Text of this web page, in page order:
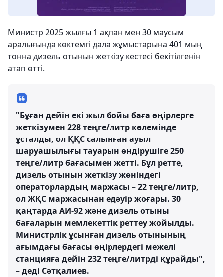
Министр 2025 жылғы 1 ақпан мен 30 маусым
аралығында көктемгі дала жұмыстарына 401 мың
тонна дизель отынын жеткізу кестесі бекітілгенін
атап өтті.
"Бұған дейін екі жыл бойы баға өңірлерге
жеткізумен 228 теңге/литр көлемінде
ұсталды, ол ҚҚС салынған ауыл
шаруашылығы тауарын өндірушіге 250
теңге/литр бағасымен жетті. Бұл ретте,
дизель отынын жеткізу жөніндегі
операторлардың маржасы – 22 теңге/литр,
ол ЖҚС маржасынан едәуір жоғары. 30
қаңтарда АИ-92 және дизель отыны
бағаларын мемлекеттік реттеу жойылды.
Министрлік ұсынған дизель отынының
ағымдағы бағасы өңірлердегі межелі
станцияға дейін 232 теңге/литрді құрайды",
– деді Сәтқалиев.